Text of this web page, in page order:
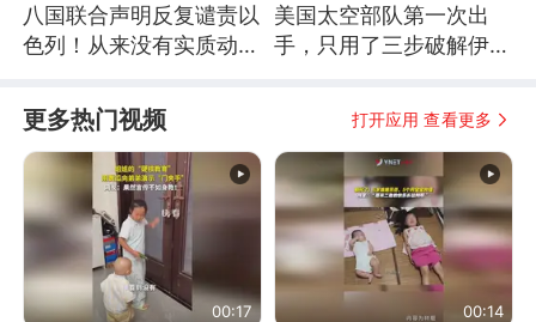
八国联合声明反复谴责以
色列！从来没有实质动
美国太空部队第一次出
手，只用了三步破解伊朗
更多热门视频 打开应用 查看更多
00:17 00:14